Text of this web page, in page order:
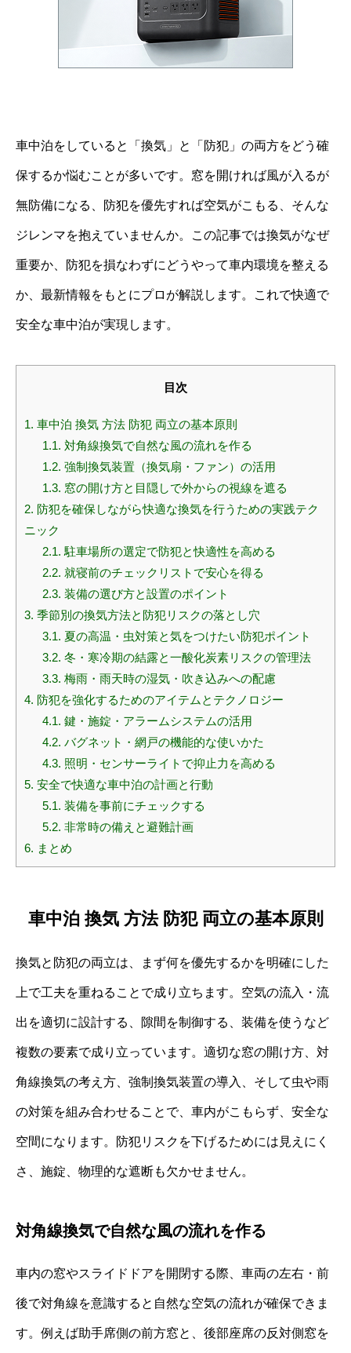
車中泊をしていると「換気」と「防犯」の両方をどう確
保するか悩むことが多いです。窓を開ければ風が入るが
無防備になる、防犯を優先すれば空気がこもる、そんな
ジレンマを抱えていませんか。この記事では換気がなぜ
重要か、防犯を損なわずにどうやって車内環境を整える
か、最新情報をもとにプロが解説します。これで快適で
安全な車中泊が実現します。
目次
1. 車中泊 換気 方法 防犯 両立の基本原則
1.1. 対角線換気で自然な風の流れを作る
1.2. 強制換気装置（換気扇・ファン）の活用
1.3. 窓の開け方と目隠しで外からの視線を遮る
2. 防犯を確保しながら快適な換気を行うための実践テク
ニック
2.1. 駐車場所の選定で防犯と快適性を高める
2.2. 就寝前のチェックリストで安心を得る
2.3. 装備の選び方と設置のポイント
3. 季節別の換気方法と防犯リスクの落とし穴
3.1. 夏の高温・虫対策と気をつけたい防犯ポイント
3.2. 冬・寒冷期の結露と一酸化炭素リスクの管理法
3.3. 梅雨・雨天時の湿気・吹き込みへの配慮
4. 防犯を強化するためのアイテムとテクノロジー
4.1. 鍵・施錠・アラームシステムの活用
4.2. バグネット・網戸の機能的な使いかた
4.3. 照明・センサーライトで抑止力を高める
5. 安全で快適な車中泊の計画と行動
5.1. 装備を事前にチェックする
5.2. 非常時の備えと避難計画
6. まとめ
車中泊 換気 方法 防犯 両立の基本原則
換気と防犯の両立は、まず何を優先するかを明確にした
上で工夫を重ねることで成り立ちます。空気の流入・流
出を適切に設計する、隙間を制御する、装備を使うなど
複数の要素で成り立っています。適切な窓の開け方、対
角線換気の考え方、強制換気装置の導入、そして虫や雨
の対策を組み合わせることで、車内がこもらず、安全な
空間になります。防犯リスクを下げるためには見えにく
さ、施錠、物理的な遮断も欠かせません。
対角線換気で自然な風の流れを作る
車内の窓やスライドドアを開閉する際、車両の左右・前
後で対角線を意識すると自然な空気の流れが確保できま
す。例えば助手席側の前方窓と、後部座席の反対側窓を